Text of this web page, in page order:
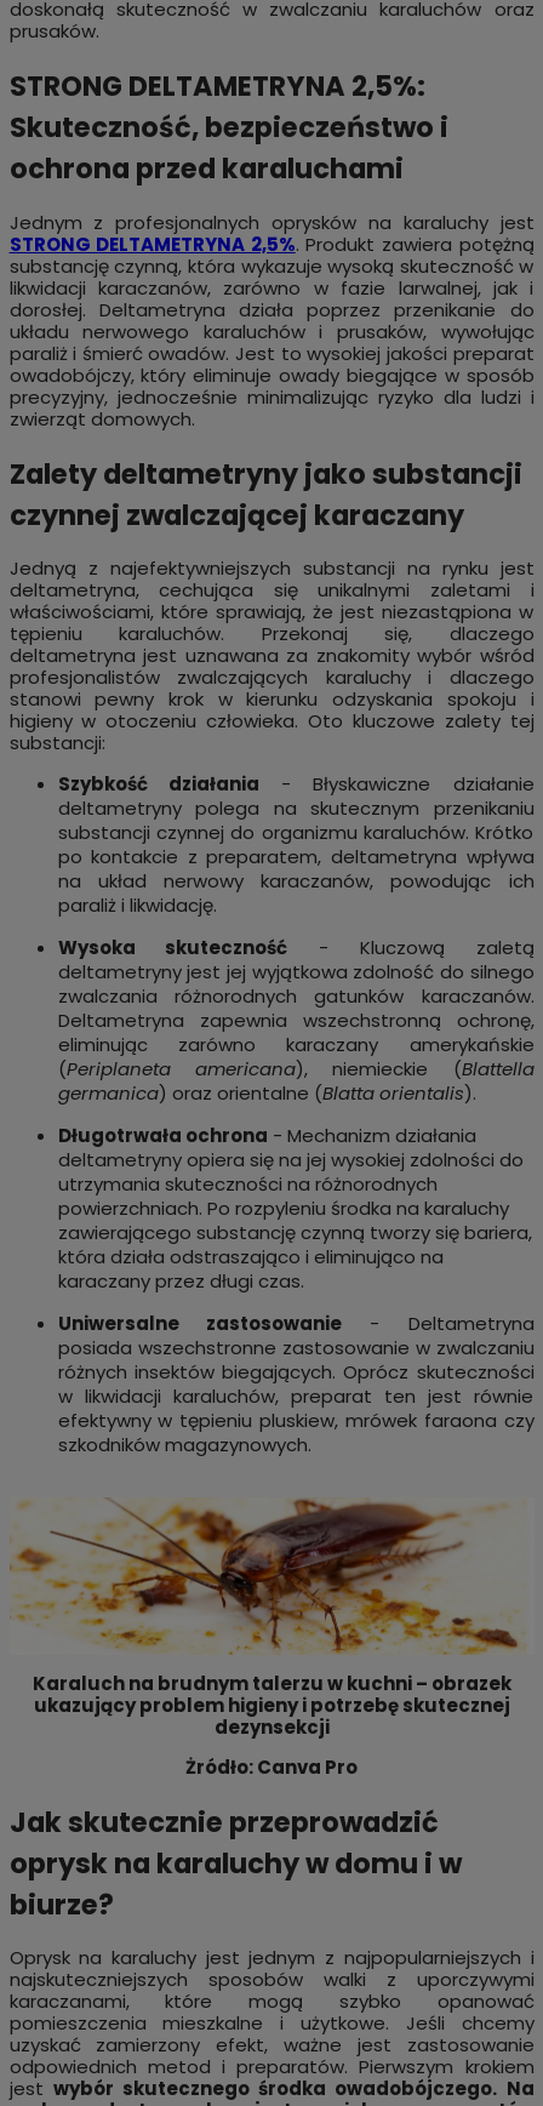
doskonałą skuteczność w zwalczaniu karaluchów oraz
prusaków.
STRONG DELTAMETRYNA 2,5%:
Skuteczność, bezpieczeństwo i
ochrona przed karaluchami
Jednym z profesjonalnych oprysków na karaluchy jest
STRONG DELTAMETRYNA 2,5%. Produkt zawiera potężną
substancję czynną, która wykazuje wysoką skuteczność w
likwidacji karaczanów, zarówno w fazie larwalnej, jak i
dorosłej. Deltametryna działa poprzez przenikanie do
układu nerwowego karaluchów i prusaków, wywołując
paraliż i śmierć owadów. Jest to wysokiej jakości preparat
owadobójczy, który eliminuje owady biegające w sposób
precyzyjny, jednocześnie minimalizując ryzyko dla ludzi i
zwierząt domowych.
Zalety deltametryny jako substancji
czynnej zwalczającej karaczany
Jednyą z najefektywniejszych substancji na rynku jest
deltametryna, cechująca się unikalnymi zaletami i
właściwościami, które sprawiają, że jest niezastąpiona w
tępieniu karaluchów. Przekonaj się, dlaczego
deltametryna jest uznawana za znakomity wybór wśród
profesjonalistów zwalczających karaluchy i dlaczego
stanowi pewny krok w kierunku odzyskania spokoju i
higieny w otoczeniu człowieka. Oto kluczowe zalety tej
substancji:
Szybkość działania - Błyskawiczne działanie
deltametryny polega na skutecznym przenikaniu
substancji czynnej do organizmu karaluchów. Krótko
po kontakcie z preparatem, deltametryna wpływa
na układ nerwowy karaczanów, powodując ich
paraliż i likwidację.
Wysoka skuteczność - Kluczową zaletą
deltametryny jest jej wyjątkowa zdolność do silnego
zwalczania różnorodnych gatunków karaczanów.
Deltametryna zapewnia wszechstronną ochronę,
eliminując zarówno karaczany amerykańskie
(Periplaneta americana), niemieckie (Blattella
germanica) oraz orientalne (Blatta orientalis).
Długotrwała ochrona - Mechanizm działania
deltametryny opiera się na jej wysokiej zdolności do
utrzymania skuteczności na różnorodnych
powierzchniach. Po rozpyleniu środka na karaluchy
zawierającego substancję czynną tworzy się bariera,
która działa odstraszająco i eliminująco na
karaczany przez długi czas.
Uniwersalne zastosowanie- Deltametryna
posiada wszechstronne zastosowanie w zwalczaniu
różnych insektów biegających. Oprócz skuteczności
w likwidacji karaluchów, preparat ten jest równie
efektywny w tępieniu pluskiew, mrówek faraona czy
szkodników magazynowych.
Karaluch na brudnym talerzu w kuchni – obrazek
ukazujący problem higieny i potrzebę skutecznej
dezynsekcji
Żródło: Canva Pro
Jak skutecznie przeprowadzić
oprysk na karaluchy w domu i w
biurze?
Oprysk na karaluchy jest jednym z najpopularniejszych i
najskuteczniejszych sposobów walki z uporczywymi
karaczanami, które mogą szybko opanować
pomieszczenia mieszkalne i użytkowe. Jeśli chcemy
uzyskać zamierzony efekt, ważne jest zastosowanie
odpowiednich metod i preparatów. Pierwszym krokiem
jest wybór skutecznego środka owadobójczego. Na